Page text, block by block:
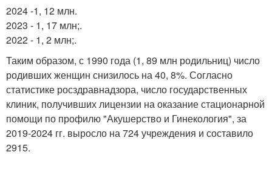
2024 -1, 12 млн.
2023 - 1, 17 млн;.
2022 - 1, 2 млн;.
Таким образом, с 1990 года (1, 89 млн родильниц) число
родивших женщин снизилось на 40, 8%. Согласно
статистике росздравнадзора, число государственных
клиник, получивших лицензии на оказание стационарной
помощи по профилю "Акушерство и Гинекология", за
2019-2024 гг. выросло на 724 учреждения и составило
2915.